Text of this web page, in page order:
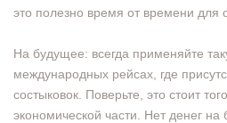
это полезно время от времени для
На будущее: всегда применяйте
международных рейсах, где
состыковок. Поверьте, это стоит
экономической части. Нет денег на